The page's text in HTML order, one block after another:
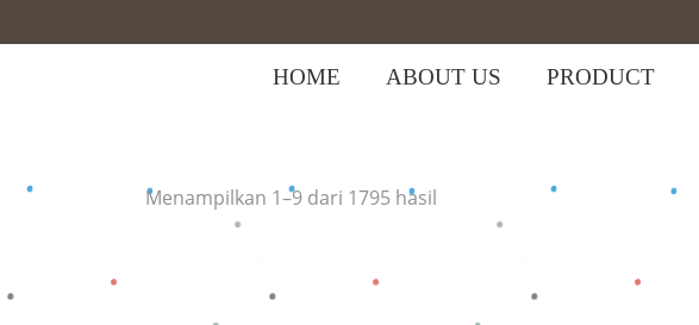
HOME ABOUT US PRODUCT
Home>Shop
Menampilkan 1–9 dari 1795 hasil